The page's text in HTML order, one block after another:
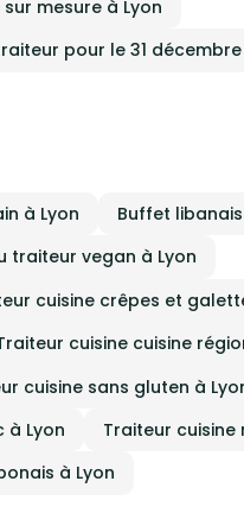
mesure à Lyon
pour le 31 décembre
à Lyon
Buffet
traiteur vegan à Lyon
cuisine crêpes et
cuisine cuisine
cuisine sans gluten à
à Lyon
Traiteur cuisine
à Lyon